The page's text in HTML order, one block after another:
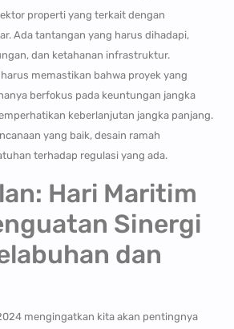
properti yang terkait dengan
Ada tantangan yang harus dihadapi,
dan ketahanan infrastruktur.
memastikan bahwa proyek yang
berfokus pada keuntungan jangka
keberlanjutan jangka panjang.
yang baik, desain ramah
terhadap regulasi yang ada.
Hari Maritim
Sinergi
dan
mengingatkan kita akan pentingnya